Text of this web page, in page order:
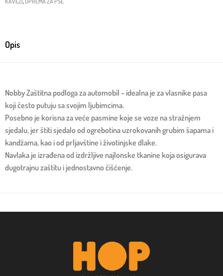
Opis
Nobby Zaštitna podloga za automobil – idealna je za vlasnike pasa
koji često putuju sa svojim ljubimcima.
Posebno je korisna za veće pasmine koje se voze na stražnjem
sjedalu, jer štiti sjedalo od ogrebotina uzrokovanih grubim šapama i
kandžama, kao i od prljavštine i životinjske dlake.
Navlaka je izrađena od izdržljive najlonske tkanine koja osigurava
dugotrajnu zaštitu i jednostavno čišćenje.